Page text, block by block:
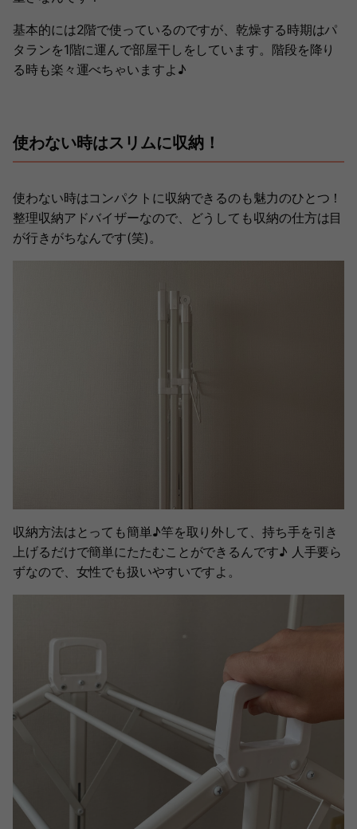
基本的には2階で使っているのですが、乾燥する時期はパ
タランを1階に運んで部屋干しをしています。階段を降り
る時も楽々運べちゃいますよ♪
使わない時はスリムに収納！
使わない時はコンパクトに収納できるのも魅力のひとつ！
整理収納アドバイザーなので、どうしても収納の仕方は目
が行きがちなんです(笑)。
収納方法はとっても簡単♪竿を取り外して、持ち手を引き
上げるだけで簡単にたたむことができるんです♪ 人手要ら
ずなので、女性でも扱いやすいですよ。